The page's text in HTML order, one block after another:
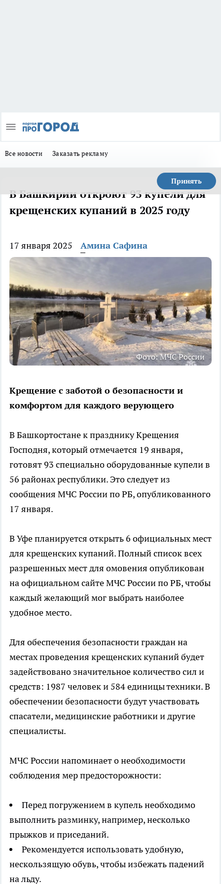
Все новости Заказать рекламу
Принять
В Башкирии откроют 93 купели для
крещенских купаний в 2025 году
17 января 2025 Амина Сафина
Фото: МЧС России
Крещение с заботой о безопасности и
комфортом для каждого верующего
В Башкортостане к празднику Крещения
Господня, который отмечается 19 января,
готовят 93 специально оборудованные купели в
56 районах республики. Это следует из
сообщения МЧС России по РБ, опубликованного
17 января.
В Уфе планируется открыть 6 официальных мест
для крещенских купаний. Полный список всех
разрешенных мест для омовения опубликован
на официальном сайте МЧС России по РБ, чтобы
каждый желающий мог выбрать наиболее
удобное место.
Для обеспечения безопасности граждан на
местах проведения крещенских купаний будет
задействовано значительное количество сил и
средств: 1987 человек и 584 единицы техники. В
обеспечении безопасности будут участвовать
спасатели, медицинские работники и другие
специалисты.
МЧС России напоминает о необходимости
соблюдения мер предосторожности:
Перед погружением в купель необходимо
выполнить разминку, например, несколько
прыжков и приседаний.
Рекомендуется использовать удобную,
нескользящую обувь, чтобы избежать падений
на льду.